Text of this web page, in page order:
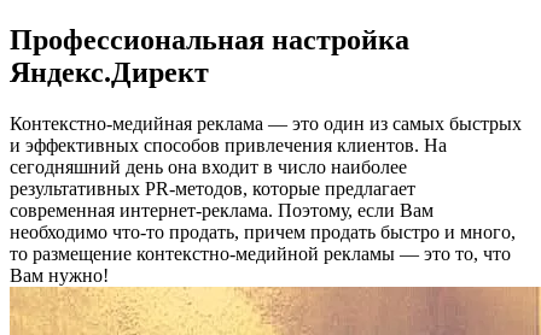
Профессиональная настройка
Яндекс.Директ
Контекстно-медийная реклама — это один из самых быстрых
и эффективных способов привлечения клиентов. На
сегодняшний день она входит в число наиболее
результативных PR-методов, которые предлагает
современная интернет-реклама. Поэтому, если Вам
необходимо что-то продать, причем продать быстро и много,
то размещение контекстно-медийной рекламы — это то, что
Вам нужно!